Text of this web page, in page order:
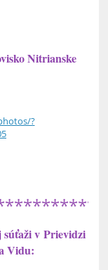
Nitrianske
?
súťaži v Prievidzi
Vidu: